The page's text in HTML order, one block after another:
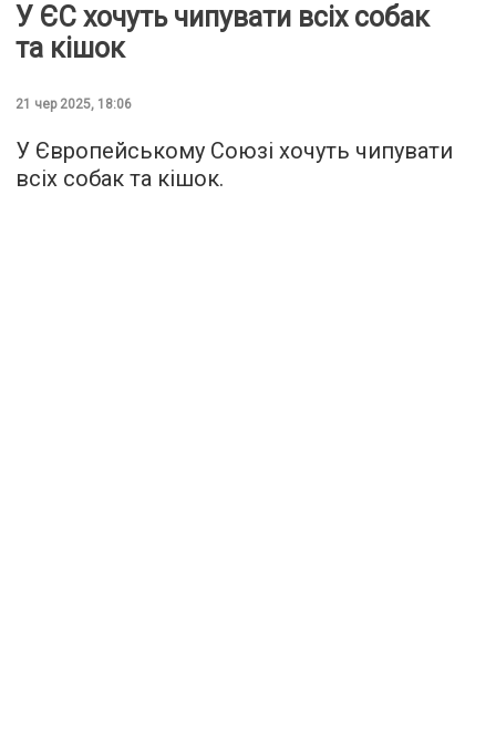
У ЄС хочуть чипувати всіх собак
та кішок
21 чер 2025, 18:06
У Європейському Союзі хочуть чипувати
всіх собак та кішок.